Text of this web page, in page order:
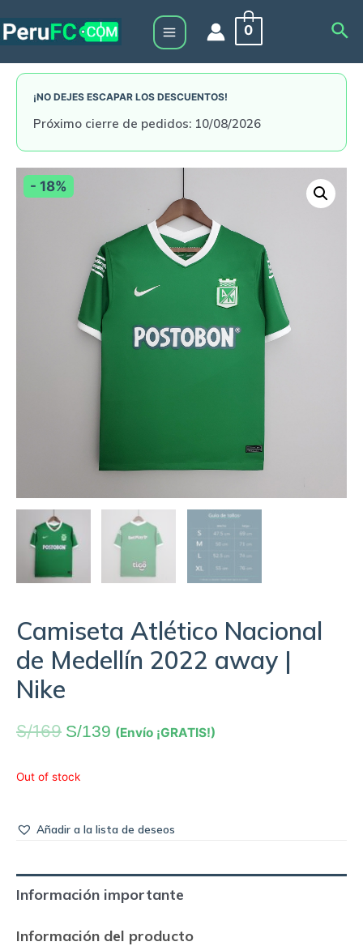
to
Main
Menu
0
¡NO DEJES ESCAPAR LOS DESCUENTOS!
Próximo cierre de pedidos: 10/08/2026
- 18%
Camiseta Atlético Nacional
de Medellín 2022 away |
Nike
S/169 S/139 (Envío ¡GRATIS!)
Out of stock
Añadir a la lista de deseos
Información importante
Información del producto